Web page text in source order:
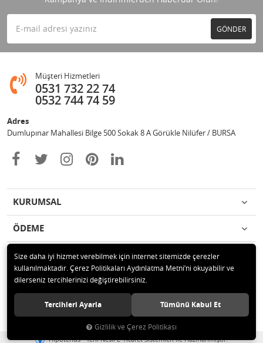
GÖNDER
Müşteri Hizmetleri
0531 732 22 74
0532 744 74 59
Adres
Dumlupınar Mahallesi Bilge 500 Sokak 8 A Görükle Nilüfer / BURSA
KURUMSAL
ÖDEME
İLETİŞİM
© 2020 MAG OTOMOTİV Tüm hakları saklıdır.
Hipotenüs Yeni Nesil E-Ticaret Sistemleri ile Hazırlanmıştır.
Size daha iyi hizmet verebilmek için internet sitemizde çerezler
kullanılmaktadır. Çerez Politikaları Aydınlatma Metni’ni okuyabilir ve
dilerseniz tercihlerinizi değiştirebilirsiniz.
Tercihleri Ayarla Tümünü Kabul Et
Gizlilik ve Çerez Politikası